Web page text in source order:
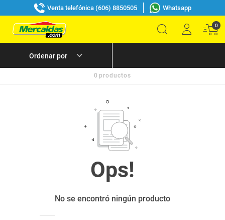
Venta telefónica (606) 8850505 Whatsapp
0
0 productos
No se encontró ningún producto